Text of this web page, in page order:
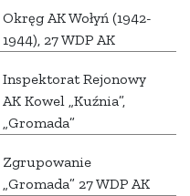
Okręg AK Wołyń (1942-
1944), 27 WDP AK
Inspektorat Rejonowy
AK Kowel „Kuźnia”,
„Gromada”
Zgrupowanie
„Gromada” 27 WDP AK